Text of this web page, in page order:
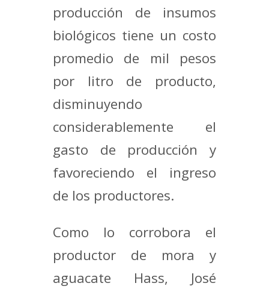
producción de insumos
biológicos tiene un costo
promedio de mil pesos
por litro de producto,
disminuyendo
considerablemente el
gasto de producción y
favoreciendo el ingreso
de los productores.
Como lo corrobora el
productor de mora y
aguacate Hass, José